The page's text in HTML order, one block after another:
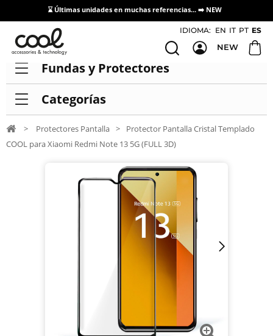
⌛ Últimas unidades en muchas referencias... ➡️ NEW
Acceso / Registro Distribuidores
IDIOMA: EN IT PT ES
NEW
Fundas y Protectores
Categorías
> Protectores Pantalla >
Protector Pantalla Cristal Templado
COOL para Xiaomi Redmi Note 13 5G (FULL 3D)